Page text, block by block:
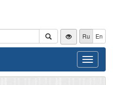
Ru En
Toggle